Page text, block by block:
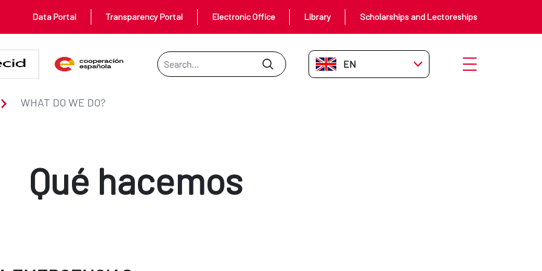
Data Portal Transparency Portal Electronic Office Library Scholarships and Lectoreships
Search Bar
EN-GB Open menu
WHAT DO WE DO?
Qué hacemos